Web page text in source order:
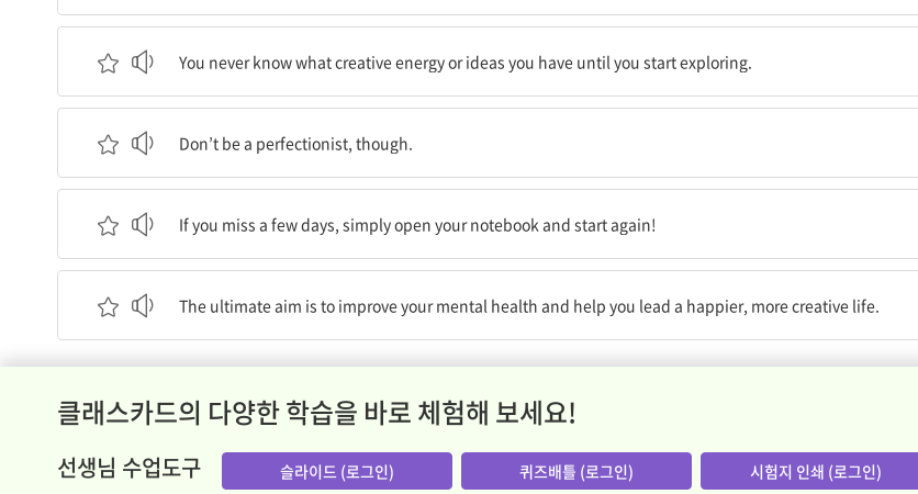
You never know what creative energy or ideas you have until you start exploring.
Don’t be a perfectionist, though.
If you miss a few days, simply open your notebook and start again!
The ultimate aim is to improve your mental health and help you lead a happier, more creative life.
클래스카드의 다양한 학습을 바로 체험해 보세요!
선생님 수업도구 슬라이드 (로그인) 퀴즈배틀 (로그인) 시험지 인쇄 (로그인)